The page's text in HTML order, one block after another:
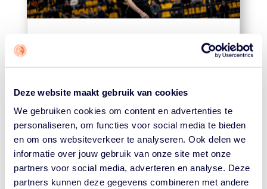
Deze website maakt gebruik van cookies
We gebruiken cookies om content en advertenties te
personaliseren, om functies voor social media te bieden
en om ons websiteverkeer te analyseren. Ook delen we
informatie over jouw gebruik van onze site met onze
partners voor social media, adverteren en analyse. Deze
partners kunnen deze gegevens combineren met andere
SCHEIDSRECHTERSCURSUS
23 Jun, 26|Arbitrage,Meiden
Lees meer